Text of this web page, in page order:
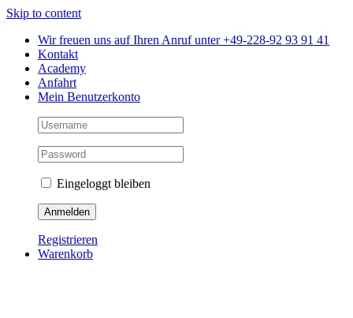
Skip to content
Wir freuen uns auf Ihren Anruf unter +49-228-92 93 91 41
Kontakt
Academy
Anfahrt
Mein Benutzerkonto
Eingeloggt bleiben
Registrieren
Warenkorb